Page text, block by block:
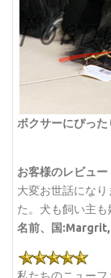
ボクサーにぴっ
お客様のレビュー
大変お世話にな
た。犬も飼い主も
名前、国:Margrit,